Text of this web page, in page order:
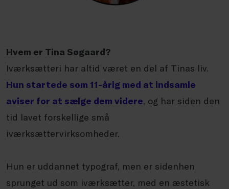
Hvem er Tina Søgaard?
Iværksætteri har altid været en del af Tinas liv.
Hun startede som 11-årig med at indsamle
aviser for at sælge dem videre, og har siden den
tid lavet forskellige små
iværksættervirksomheder.
Hun er uddannet typograf, men er sidenhen
sprunget ud som iværksætter, med en æstetisk